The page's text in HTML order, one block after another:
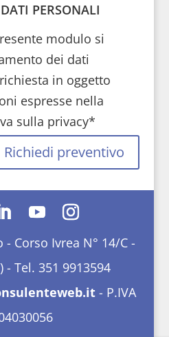
PERSONALI
modulo si
dei dati
in oggetto
espresse nella
sulla privacy*
Richiedi preventivo
Corso Ivrea N° 14/C -
- Tel. 351 9913594
- P.IVA